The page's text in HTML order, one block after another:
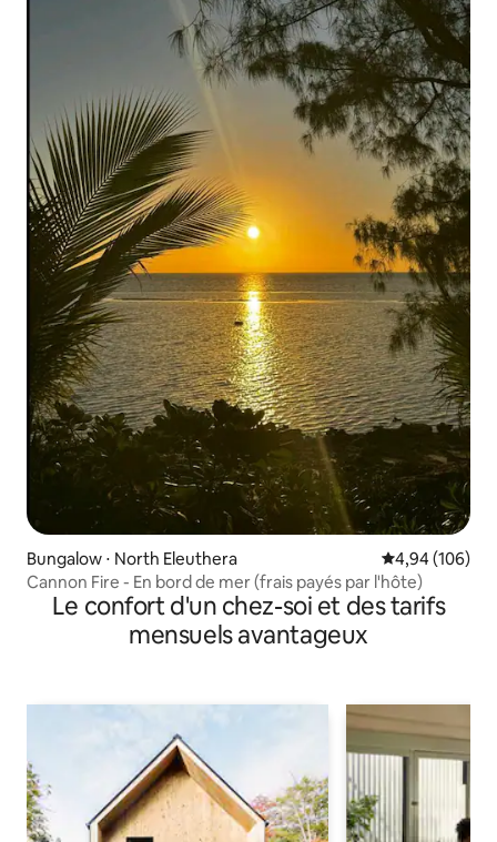
Bungalow ⋅ North Eleuthera Évaluation
4,94 (106)
Cannon Fire - En bord de mer (frais payés par l'hôte)
Le confort d'un chez-soi et des tarifs
mensuels avantageux